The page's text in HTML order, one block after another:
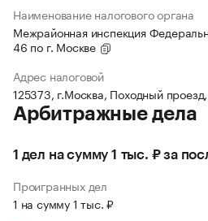
Наименование налогового органа
Межрайонная инспекция
46 по г. Москве
Адрес налоговой
125373, г.Москва, Походный
Арбитражные дела
1 дел на сумму 1 тыс. ₽ за
Проигранных дел
1 на сумму 1 тыс. ₽